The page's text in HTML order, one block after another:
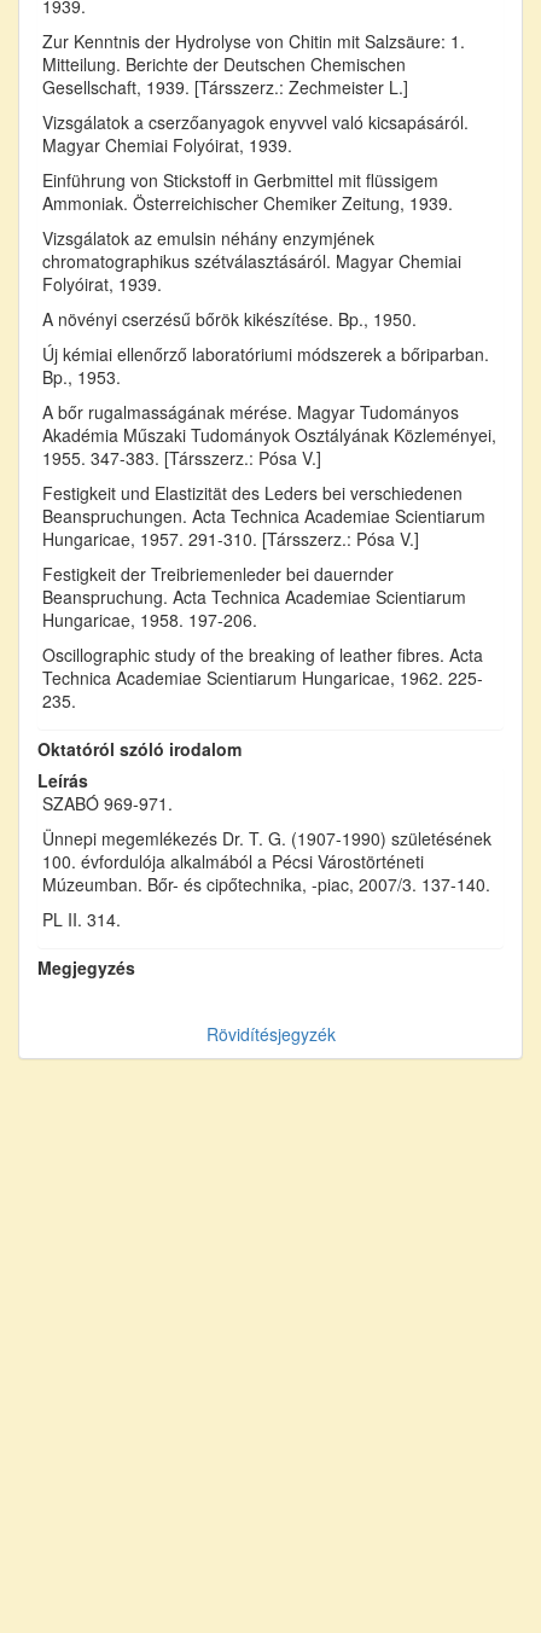
1939.
Zur Kenntnis der Hydrolyse von Chitin mit Salzsäure: 1.
Mitteilung. Berichte der Deutschen Chemischen
Gesellschaft, 1939. [Társszerz.: Zechmeister L.]
Vizsgálatok a cserzőanyagok enyvvel való kicsapásáról.
Magyar Chemiai Folyóirat, 1939.
Einführung von Stickstoff in Gerbmittel mit flüssigem
Ammoniak. Österreichischer Chemiker Zeitung, 1939.
Vizsgálatok az emulsin néhány enzymjének
chromatographikus szétválasztásáról. Magyar Chemiai
Folyóirat, 1939.
A növényi cserzésű bőrök kikészítése. Bp., 1950.
Új kémiai ellenőrző laboratóriumi módszerek a bőriparban.
Bp., 1953.
A bőr rugalmasságának mérése. Magyar Tudományos
Akadémia Műszaki Tudományok Osztályának Közleményei,
1955. 347-383. [Társszerz.: Pósa V.]
Festigkeit und Elastizität des Leders bei verschiedenen
Beanspruchungen. Acta Technica Academiae Scientiarum
Hungaricae, 1957. 291-310. [Társszerz.: Pósa V.]
Festigkeit der Treibriemenleder bei dauernder
Beanspruchung. Acta Technica Academiae Scientiarum
Hungaricae, 1958. 197-206.
Oscillographic study of the breaking of leather fibres. Acta
Technica Academiae Scientiarum Hungaricae, 1962. 225-
235.
Oktatóról szóló irodalom
Leírás
SZABÓ 969-971.
Ünnepi megemlékezés Dr. T. G. (1907-1990) születésének
100. évfordulója alkalmából a Pécsi Várostörténeti
Múzeumban. Bőr- és cipőtechnika, -piac, 2007/3. 137-140.
PL II. 314.
Megjegyzés
Rövidítésjegyzék